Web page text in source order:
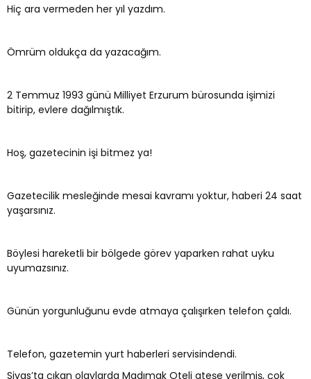
Hiç ara vermeden her yıl yazdım.
Ömrüm oldukça da yazacağım.
2 Temmuz 1993 günü Milliyet Erzurum bürosunda işimizi
bitirip, evlere dağılmıştık.
Hoş, gazetecinin işi bitmez ya!
Gazetecilik mesleğinde mesai kavramı yoktur, haberi 24 saat
yaşarsınız.
Böylesi hareketli bir bölgede görev yaparken rahat uyku
uyumazsınız.
Günün yorgunluğunu evde atmaya çalışırken telefon çaldı.
Telefon, gazetemin yurt haberleri servisindendi.
Sivas’ta çıkan olaylarda Madımak Oteli ateşe verilmiş, çok